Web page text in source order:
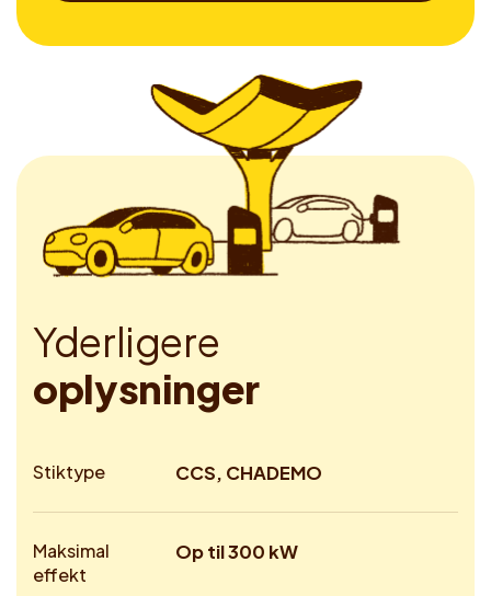
Yderligere
oplysninger
Stiktype CCS, CHADEMO
Maksimal
effekt
Op til 300 kW